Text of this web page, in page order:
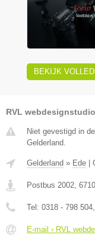
BEKIJK
RVL webdesignstudio
Niet gevestigd in
Gelderland.
Gelderland » Ede
Postbus 2002
Tel: 0318 - 798 504
E-mail › RVL